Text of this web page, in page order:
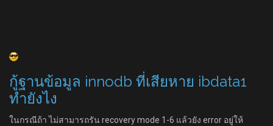
กู้ฐานข้อมูล innodb ที่เสียหาย ibdata1
ทำยังไง
ในกรณีถ้า ไม่สามารถรัน recovery mode 1-6 แล้วยัง error อยู่ให้